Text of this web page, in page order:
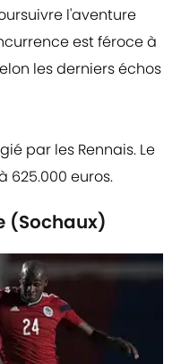
l'aventure
est féroce à
les derniers échos
par les Rennais. Le
625.000 euros.
(Sochaux)